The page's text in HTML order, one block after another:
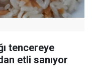
tencereye
etli sanıyor